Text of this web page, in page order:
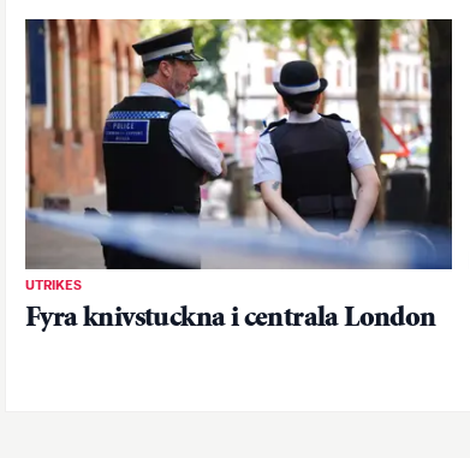
UTRIKES
Fyra knivstuckna i centrala London